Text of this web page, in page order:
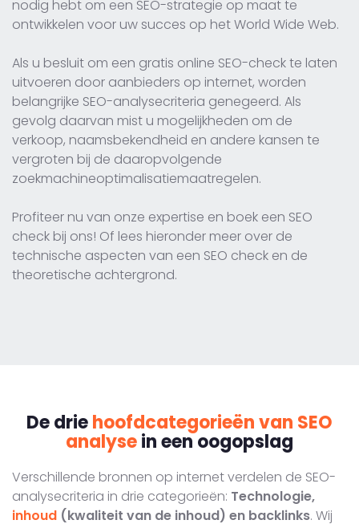
nodig hebt om een SEO-strategie op maat te
ontwikkelen voor uw succes op het World Wide Web.
Als u besluit om een gratis online SEO-check te laten
uitvoeren door aanbieders op internet, worden
belangrijke SEO-analysecriteria genegeerd. Als
gevolg daarvan mist u mogelijkheden om de
verkoop, naamsbekendheid en andere kansen te
vergroten bij de daaropvolgende
zoekmachineoptimalisatiemaatregelen.
Profiteer nu van onze expertise en boek een SEO
check bij ons! Of lees hieronder meer over de
technische aspecten van een SEO check en de
theoretische achtergrond.
De driehoofdcategorieën van SEO
analysein een oogopslag
Verschillende bronnen op internet verdelen de SEO-
analysecriteria in drie categorieën: Technologie,
inhoud (kwaliteit van de inhoud) en backlinks. Wij